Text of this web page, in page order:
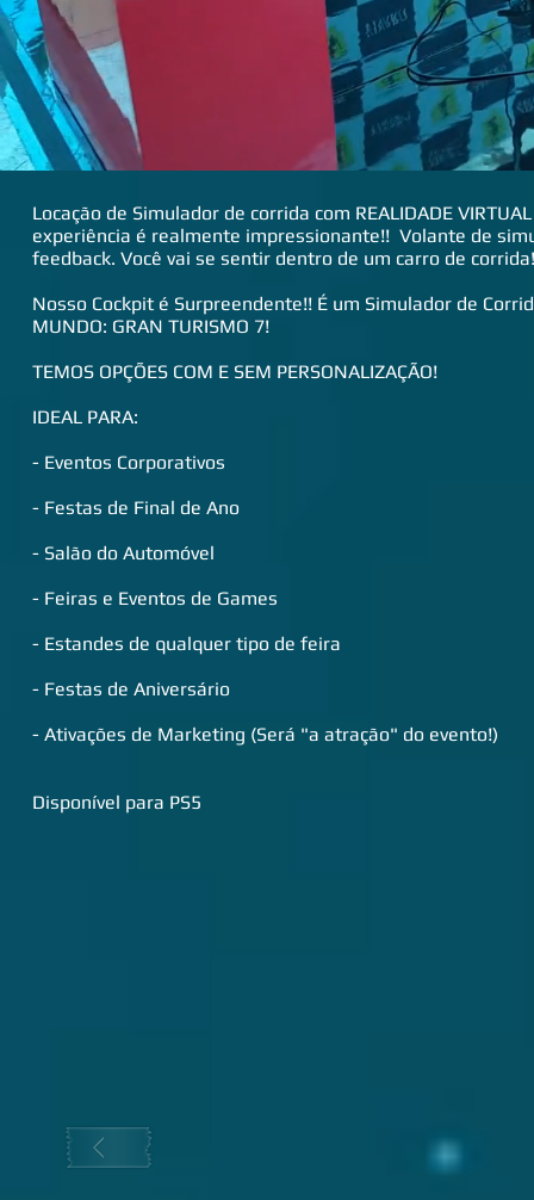
Locação de Simulador de corrida com REALIDADE
experiência é realmente impressionante!! Volante de
feedback. Você vai se sentir dentro de um carro de
Nosso Cockpit é Surpreendente!! É um Simulador de
MUNDO: GRAN TURISMO 7!
TEMOS OPÇÕES COM E SEM PERSONALIZAÇÃO!
IDEAL PARA:
- Eventos Corporativos
- Festas de Final de Ano
- Salão do Automóvel
- Feiras e Eventos de Games
- Estandes de qualquer tipo de feira
- Festas de Aniversário
- Ativações de Marketing (Será "a atração" do evento!)
​Disponível para PS5